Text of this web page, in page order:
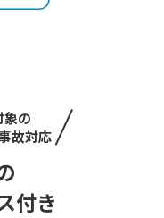
象の
故対応
付き